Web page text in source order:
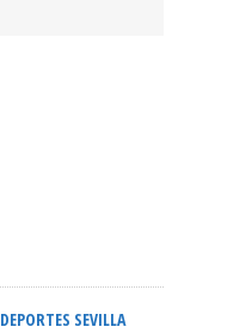
DEPORTES SEVILLA